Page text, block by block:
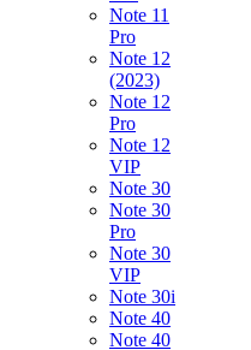
Note 11
Pro
Note 12
(2023)
Note 12
Pro
Note 12
VIP
Note 30
Note 30
Pro
Note 30
VIP
Note 30i
Note 40
Note 40